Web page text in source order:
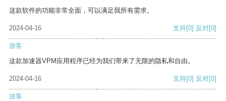
这款软件的功能非常全面，可以满足我所有需求。
2024-04-16 支持[0] 反对[0]
游客
这款加速器VPM应用程序已经为我们带来了无限的隐私和自由。
2024-04-16 支持[0] 反对[0]
游客